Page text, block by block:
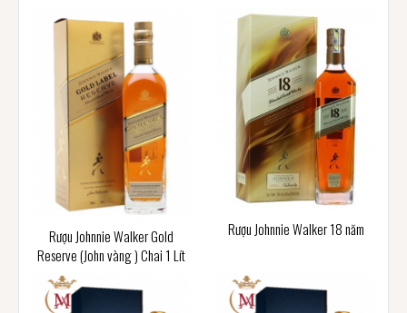
Rượu Johnnie Walker Gold
Reserve (John vàng ) Chai 1 Lít
Rượu Johnnie Walker 18 năm